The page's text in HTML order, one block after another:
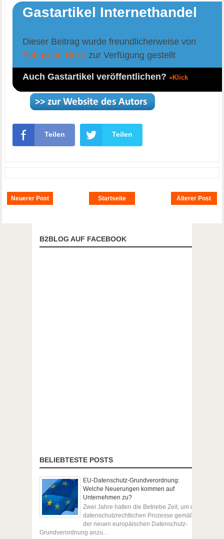
Gastartikel Internethandel
Dieser Beitrag wurde freundlicherweise von
Sebastian Huke zur Verfügung gestellt
Auch Gastartikel veröffentlichen?»Klick
Teilen Teilen
Neuerer Post Älterer Post
Startseite
B2BLOG AUF FACEBOOK
BELIEBTESTE POSTS
EU-Datenschutz-Grundverordnung:
Welche Neuerungen kommen auf
Unternehmen zu?
Zwei Jahre hatten die Betriebe Zeit, um die
datenschutzrechtlichen Prozesse gemäß
der neuen europäischen Datenschutz-
Grundverordnung anzu...